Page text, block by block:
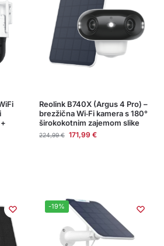
Reolink B740X (Argus 4 Pro) –
brezžična Wi‑Fi kamera s 180°
širokokotnim zajemom slike
224,99€ 171,99 €
-19%